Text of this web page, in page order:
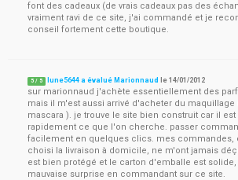
font des cadeaux (de vrais cadeaux pas des
vraiment ravi de ce site, j'ai commandé et je
conseil fortement cette boutique.
5 / 5 lune5644 a évalué Marionnaud le14/01/2012
sur marionnaud j'achète essentiellement des
mais il m'est aussi arrivé d'acheter du maquillage
mascara ). je trouve le site bien construit car il
rapidement ce que l'on cherche. passer
facilement en quelques clics. mes commandes,
choisi la livraison à domicile, ne m'ont jamais
est bien protégé et le carton d'emballe est
mauvaise surprise en commandant sur ce site.